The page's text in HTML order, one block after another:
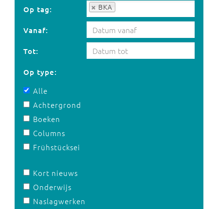
Op tag: BKA
Op tag:
Vanaf:
Tot:
Op type:
Alle
Achtergrond
Boeken
Columns
Frühstücksei
Kort nieuws
Onderwijs
Naslagwerken